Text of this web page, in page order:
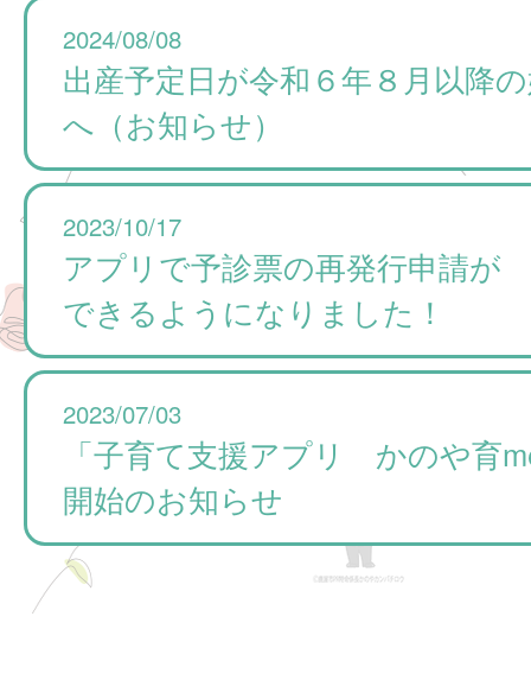
2024/08/08
出産予定日が令和６年８月以降
へ（お知らせ）
2023/10/17
アプリで予診票の再発行申請が
できるようになりました！
2023/07/03
「子育て支援アプリ かのや育
開始のお知らせ